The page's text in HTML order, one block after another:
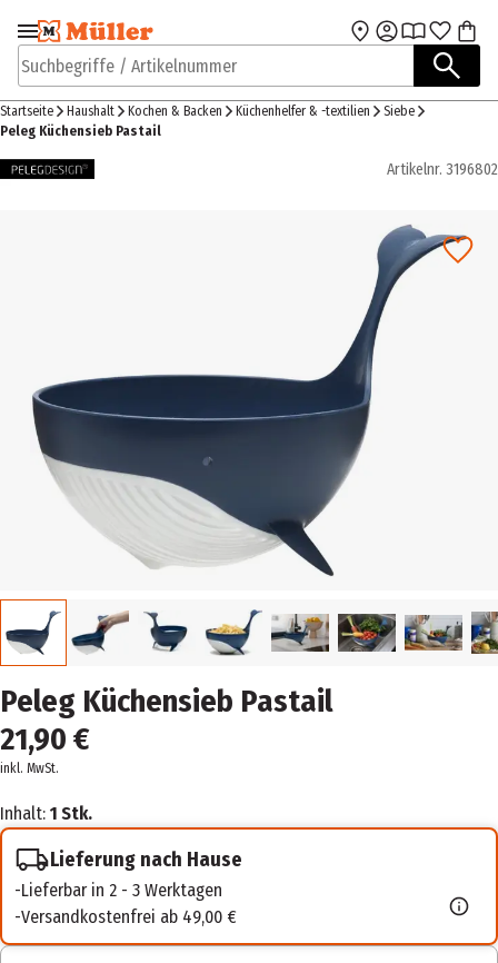
Zur Navigation
springen
Zum Hauptinhalt
Suchbegriffe / Artikelnummer
Startseite Haushalt Kochen & Backen Küchenhelfer & -textilien
Siebe
Peleg Küchensieb Pastail
Artikelnr. 3196802
Peleg Küchensieb Pastail
21,90 €
inkl. MwSt.
Inhalt: 1 Stk.
Lieferung nach Hause
Lieferbar in 2 - 3 Werktagen
Versandkostenfrei ab 49,00 €